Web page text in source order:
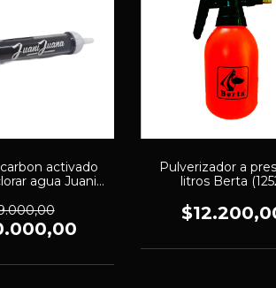
activado
agua Juani
Pulverizador a
litros Berta